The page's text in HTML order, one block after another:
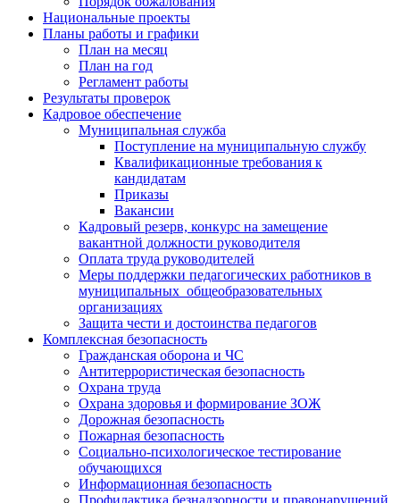
Национальные проекты
Планы работы и графики
План на месяц
План на год
Регламент работы
Результаты проверок
Кадровое обеспечение
Муниципальная служба
Поступление на муниципальную службу
Квалификационные требования к
кандидатам
Приказы
Вакансии
Кадровый резерв, конкурс на замещение
вакантной должности руководителя
Оплата труда руководителей
Меры поддержки педагогических работников в
муниципальных общеобразовательных
организациях
Защита чести и достоинства педагогов
Комплексная безопасность
Гражданская оборона и ЧС
Антитеррористическая безопасность
Охрана труда
Охрана здоровья и формирование ЗОЖ
Дорожная безопасность
Пожарная безопасность
Социально-психологическое тестирование
обучающихся
Информационная безопасность